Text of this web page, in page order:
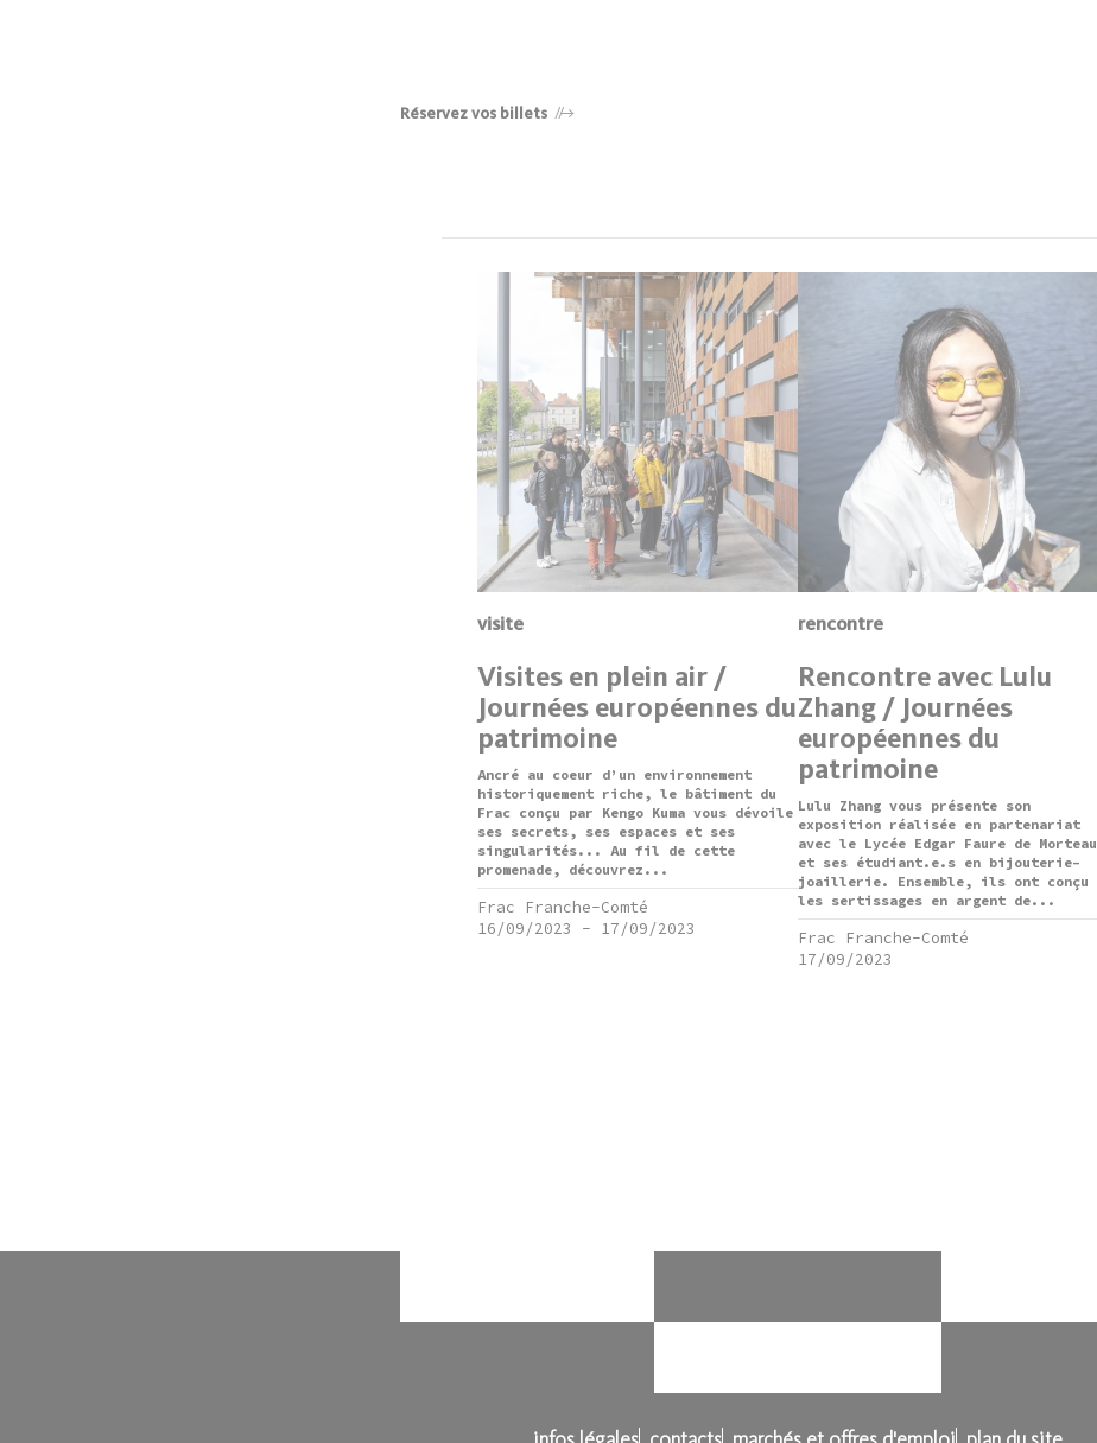
Réservez vos billets
visite
Visites en plein air /
Journées européennes du
patrimoine
Ancré au coeur d’un environnement
historiquement riche, le bâtiment du
Frac conçu par Kengo Kuma vous dévoile
ses secrets, ses espaces et ses
singularités... Au fil de cette
promenade, découvrez...
Frac Franche-Comté
16/09/2023
- 17/09/2023
rencontre
Rencontre avec Lulu
Zhang / Journées
européennes du
patrimoine
Lulu Zhang vous présente son
exposition réalisée en partenariat
avec le Lycée Edgar Faure de Morteau
et ses étudiant.e.s en bijouterie-
joaillerie. Ensemble, ils ont conçu
les sertissages en argent de...
Frac Franche-Comté
17/09/2023